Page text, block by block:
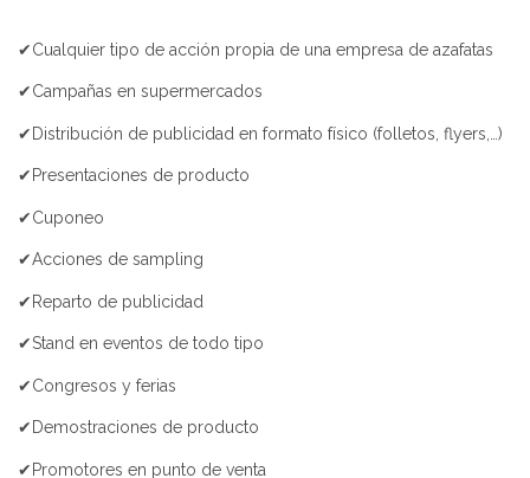
✔Cualquier tipo de acción propia de una empresa de azafatas
✔Campañas en supermercados
✔Distribución de publicidad en formato físico (folletos, flyers,…)
✔Presentaciones de producto
✔Cuponeo
✔Acciones de sampling
✔Reparto de publicidad
✔Stand en eventos de todo tipo
✔Congresos y ferias
✔Demostraciones de producto
✔Promotores en punto de venta